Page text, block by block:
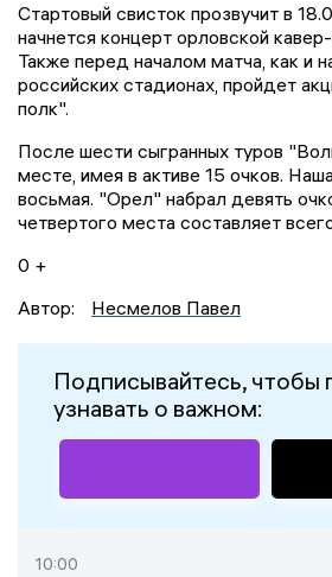
Стартовый свисток прозвучит в
начнется концерт орловской
Также перед началом матча, как и
российских стадионах, пройдет
полк".
После шести сыгранных туров
месте, имея в активе 15 очков.
восьмая. "Орел" набрал девять
четвертого места составляет
0 +
Автор:
Несмелов Павел
Подписывайтесь, чтобы
узнавать о важном:
10:00